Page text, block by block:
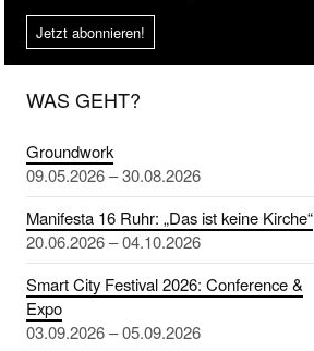
Jetzt abonnieren!
WAS GEHT?
Groundwork
09.05.2026 – 30.08.2026
Manifesta 16 Ruhr: „Das ist keine Kirche“
20.06.2026 – 04.10.2026
Smart City Festival 2026: Conference &
Expo
03.09.2026 – 05.09.2026